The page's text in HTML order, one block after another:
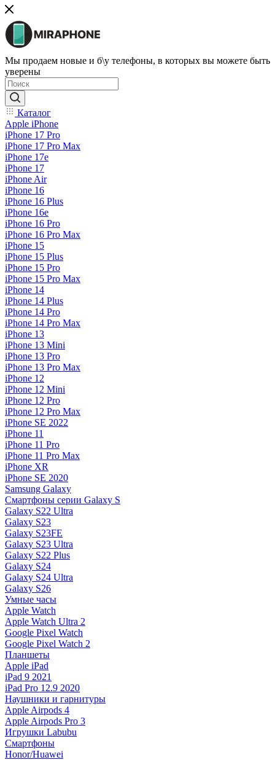
Мы продаем новые и б\у телефоны, в которых вы можете быть
уверены
Каталог
Apple iPhone
iPhone 17 Pro
iPhone 17 Pro Max
iPhone 17e
iPhone 17
iPhone Air
iPhone 16
iPhone 16 Plus
iPhone 16e
iPhone 16 Pro
iPhone 16 Pro Max
iPhone 15
iPhone 15 Plus
iPhone 15 Pro
iPhone 15 Pro Max
iPhone 14
iPhone 14 Plus
iPhone 14 Pro
iPhone 14 Pro Max
iPhone 13
iPhone 13 Mini
iPhone 13 Pro
iPhone 13 Pro Max
iPhone 12
iPhone 12 Mini
iPhone 12 Pro
iPhone 12 Pro Max
iPhone SE 2022
iPhone 11
iPhone 11 Pro
iPhone 11 Pro Max
iPhone XR
iPhone SE 2020
Samsung Galaxy
Смартфоны серии Galaxy S
Galaxy S22 Ultra
Galaxy S23
Galaxy S23FE
Galaxy S23 Ultra
Galaxy S22 Plus
Galaxy S24
Galaxy S24 Ultra
Galaxy S26
Умные часы
Apple Watch
Apple Watch Ultra 2
Google Pixel Watch
Google Pixel Watch 2
Планшеты
Apple iPad
iPad 9 2021
iPad Pro 12.9 2020
Наушники и гарнитуры
Apple Airpods 4
Apple Airpods Pro 3
Игрушки Labubu
Смартфоны
Honor/Huawei